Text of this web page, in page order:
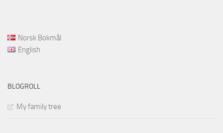
Norsk Bokmål
English
BLOGROLL
My family tree